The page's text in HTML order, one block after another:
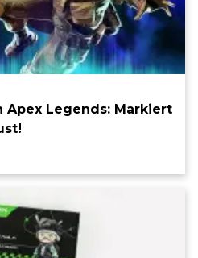
Apex Legends: Markiert